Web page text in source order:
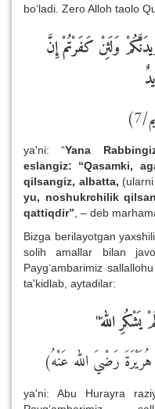
bo‘ladi. Zero Alloh taolo
وَلَئِنْ كَفَرْتُمْ إِنَّ
ya'ni: “Yana
eslangiz:
“Qasamki,
qilsangiz, albatta,
yu, noshukrchilik
qattiqdir” , – deb
Bizga berilayotgan
solih amallar bilan
Payg‘ambarimiz
ta'kidlab, aytadilar:
الله"
رَضْيَ الله عَنْهُ)
ya'ni: Abu Hurayra